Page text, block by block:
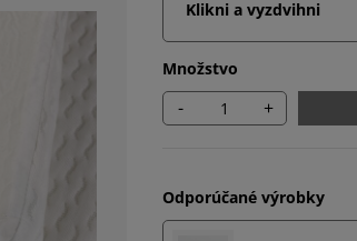
Klikni a vyzdvihni
Množstvo
- +
Odporúčané výrobky